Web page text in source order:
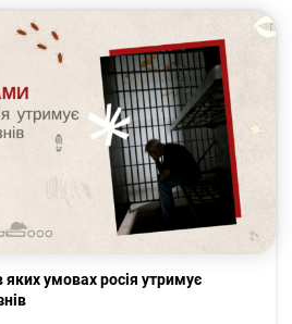
умовах росія утримує